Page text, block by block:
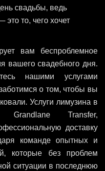
свадьбы, ведь
то, чего хочет
вам беспроблемное
вашего свадебного дня.
нашими услугами
о том, чтобы вы
Услуги лимузина в
Grandlane Transfer,
доставку
команде опытных и
которые без проблем
ситуации в последнюю